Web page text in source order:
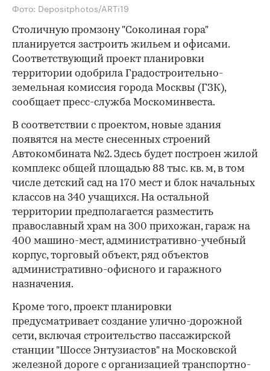
Фото: Depositphotos/ARTi19
Столичную промзону "Соколиная гора"
планируется застроить жильем и офисами.
Соответствующий проект планировки
территории одобрила Градостроительно-
земельная комиссия города Москвы (ГЗК),
сообщает пресс-служба Москоминвеста.
В соответствии с проектом, новые здания
появятся на месте снесенных строений
Автокомбината №2. Здесь будет построен жилой
комплекс общей площадью 88 тыс. кв. м, в том
числе детский сад на 170 мест и блок начальных
классов на 340 учащихся. На остальной
территории предполагается разместить
православный храм на 300 прихожан, гараж на
400 машино-мест, административно-учебный
корпус, торговый объект, ряд объектов
административно-офисного и гаражного
назначения.
Кроме того, проект планировки
предусматривает создание улично-дорожной
сети, включая строительство пассажирской
станции "Шоссе Энтузиастов" на Московской
железной дороге с организацией транспортно-